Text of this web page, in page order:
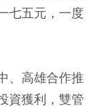
七五元，一度
、高雄合作推
資獲利，雙管